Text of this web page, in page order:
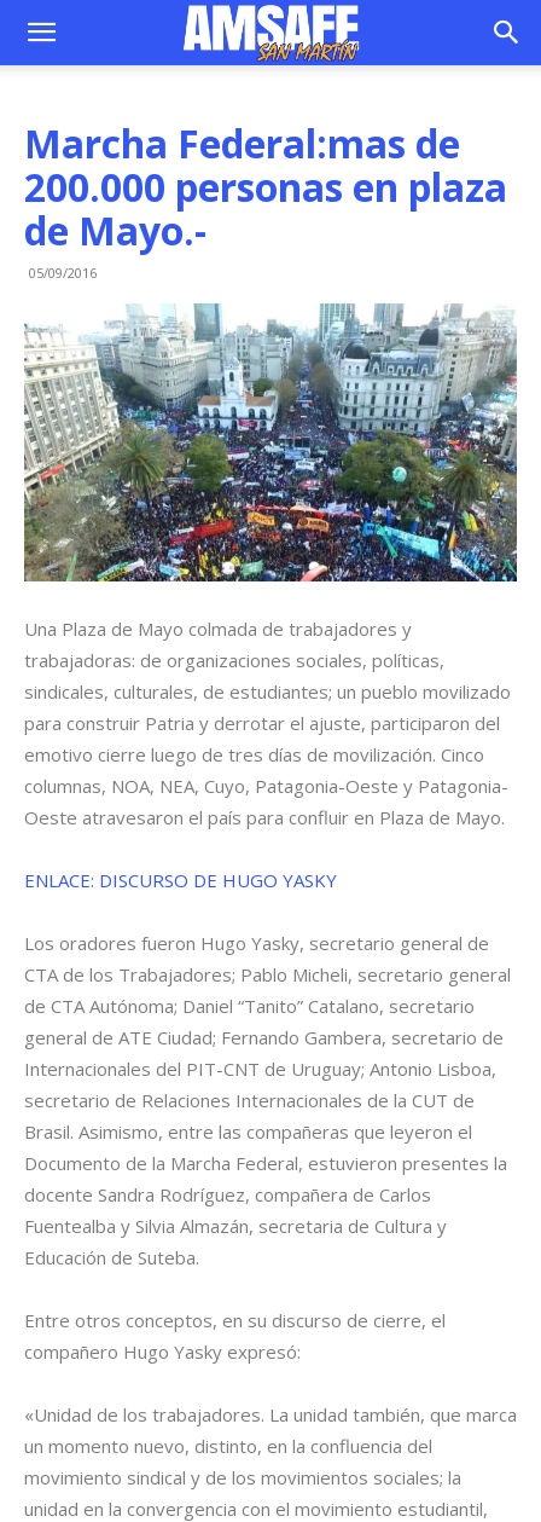
Marcha Federal:mas de
200.000 personas en plaza
de Mayo.-
05/09/2016
Una Plaza de Mayo colmada de trabajadores y
trabajadoras: de organizaciones sociales, políticas,
sindicales, culturales, de estudiantes; un pueblo movilizado
para construir Patria y derrotar el ajuste, participaron del
emotivo cierre luego de tres días de movilización. Cinco
columnas, NOA, NEA, Cuyo, Patagonia-Oeste y Patagonia-
Oeste atravesaron el país para confluir en Plaza de Mayo.
ENLACE: DISCURSO DE HUGO YASKY
Los oradores fueron Hugo Yasky, secretario general de
CTA de los Trabajadores; Pablo Micheli, secretario general
de CTA Autónoma; Daniel “Tanito” Catalano, secretario
general de ATE Ciudad; Fernando Gambera, secretario de
Internacionales del PIT-CNT de Uruguay; Antonio Lisboa,
secretario de Relaciones Internacionales de la CUT de
Brasil. Asimismo, entre las compañeras que leyeron el
Documento de la Marcha Federal, estuvieron presentes la
docente Sandra Rodríguez, compañera de Carlos
Fuentealba y Silvia Almazán, secretaria de Cultura y
Educación de Suteba.
Entre otros conceptos, en su discurso de cierre, el
compañero Hugo Yasky expresó:
«Unidad de los trabajadores. La unidad también, que marca
un momento nuevo, distinto, en la confluencia del
movimiento sindical y de los movimientos sociales; la
unidad en la convergencia con el movimiento estudiantil,